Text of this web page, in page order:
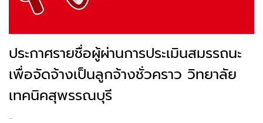
ประกาศรายชื่อผู้ผ่านการประเมินสมรรถนะ
เพื่อจัดจ้างเป็นลูกจ้างชั่วคราว วิทยาลัย
เทคนิคสุพรรณบุรี
...